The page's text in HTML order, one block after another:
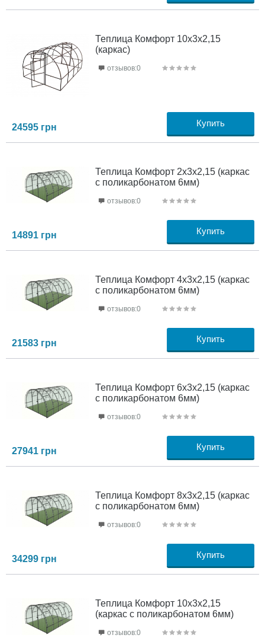
Теплица Комфорт 10х3х2,15
(каркас)
24595 грн Купить
отзывов:0
Теплица Комфорт 2х3х2,15 (каркас
с поликарбонатом 6мм)
14891 грн Купить
отзывов:0
Теплица Комфорт 4х3х2,15 (каркас
с поликарбонатом 6мм)
21583 грн Купить
отзывов:0
Теплица Комфорт 6х3х2,15 (каркас
с поликарбонатом 6мм)
27941 грн Купить
отзывов:0
Теплица Комфорт 8х3х2,15 (каркас
с поликарбонатом 6мм)
34299 грн Купить
отзывов:0
Теплица Комфорт 10х3х2,15
(каркас с поликарбонатом 6мм)
отзывов:0